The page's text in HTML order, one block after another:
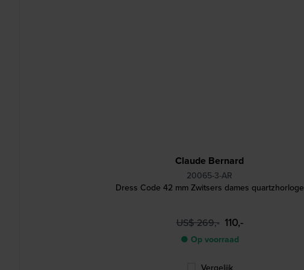
Claude Bernard
20065-3-AR
Dress Code 42 mm Zwitsers dames quartzhorloge
US$ 269,- 110,-
● Op voorraad
Vergelijk